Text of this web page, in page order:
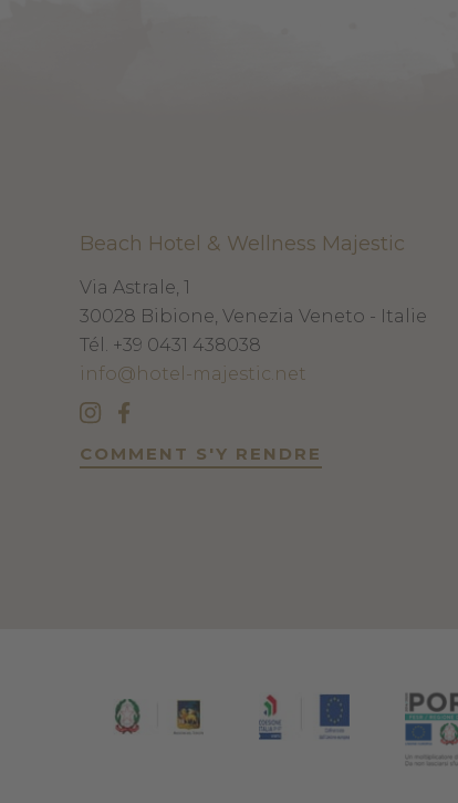
Beach Hotel & Wellness Majestic
Via Astrale, 1
30028 Bibione, Venezia Veneto - Italie
Tél.
+39 0431 438038
info@hotel-majestic.net
COMMENT S'Y RENDRE